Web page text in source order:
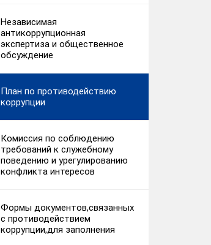
Независимая
антикоррупционная
экспертиза и общественное
обсуждение
План по противодействию
коррупции
Комиссия по соблюдению
требований к служебному
поведению и урегулированию
конфликта интересов
Формы документов,связанных
с противодействием
коррупции,для заполнения